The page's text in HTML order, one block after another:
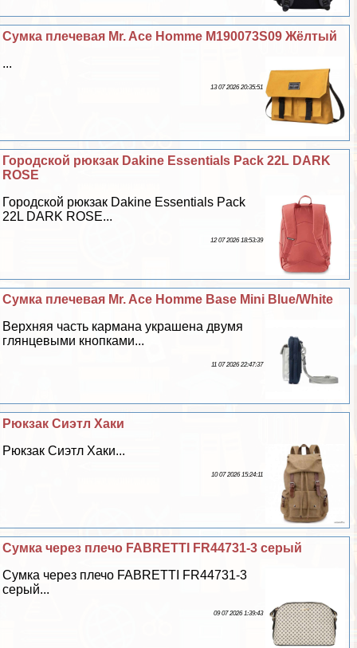
Сумка плечевая Mr. Ace Homme M190073S09 Жёлтый
...
13 07 2026 20:35:51
Городской рюкзак Dakine Essentials Pack 22L DARK
ROSE
Городской рюкзак Dakine Essentials Pack
22L DARK ROSE...
12 07 2026 18:53:39
Сумка плечевая Mr. Ace Homme Base Mini Blue/White
Верхняя часть кармана украшена двумя
глянцевыми кнопками...
11 07 2026 22:47:37
Рюкзак Сиэтл Хаки
Рюкзак Сиэтл Хаки...
10 07 2026 15:24:11
Сумка через плечо FABRETTI FR44731-3 серый
Сумка через плечо FABRETTI FR44731-3
серый...
09 07 2026 1:39:43